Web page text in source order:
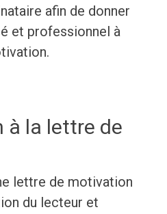
afin de donner
et professionnel à
à la lettre de
lettre de motivation
du lecteur et